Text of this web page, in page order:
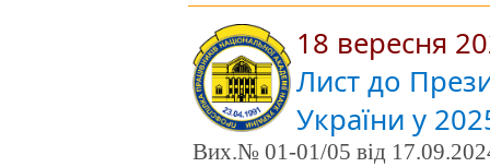
18 вересня
Лист до
України у
Вих.№ 01-01/05 від